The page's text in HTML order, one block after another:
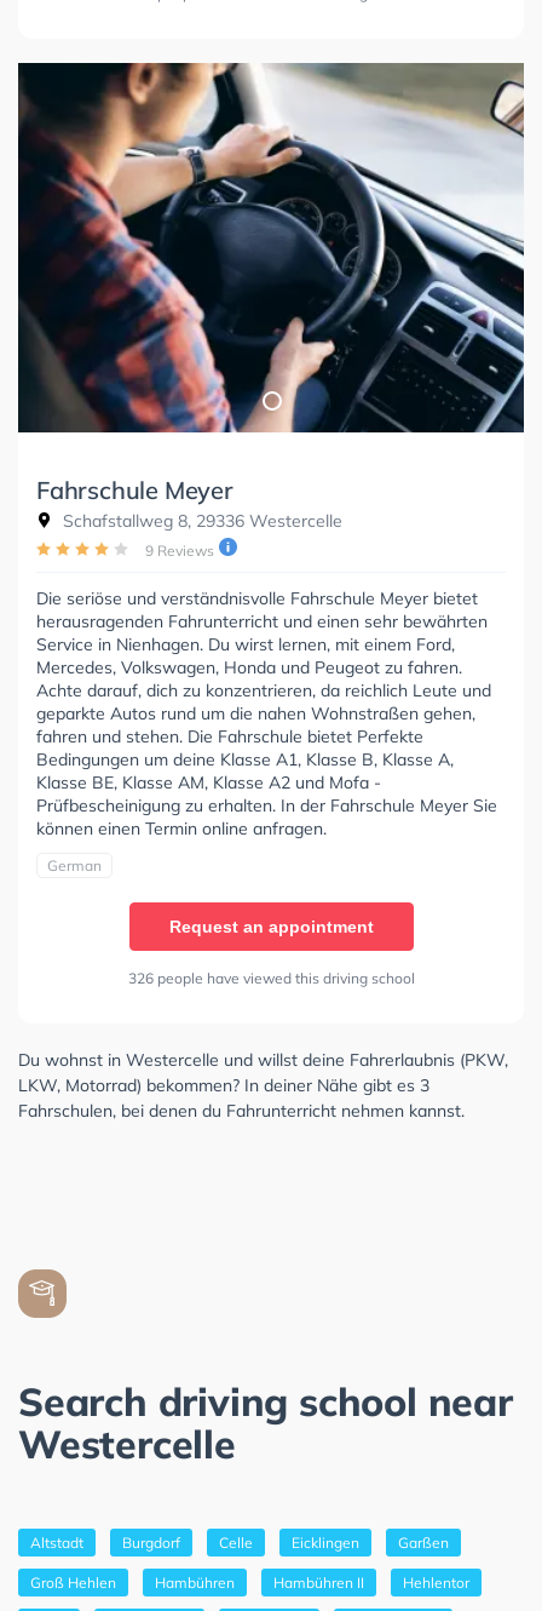
Fahrschule Meyer
Schafstallweg 8, 29336 Westercelle
9 Reviews
Die seriöse und verständnisvolle Fahrschule Meyer bietet
herausragenden Fahrunterricht und einen sehr bewährten
Service in Nienhagen. Du wirst lernen, mit einem Ford,
Mercedes, Volkswagen, Honda und Peugeot zu fahren.
Achte darauf, dich zu konzentrieren, da reichlich Leute und
geparkte Autos rund um die nahen Wohnstraßen gehen,
fahren und stehen. Die Fahrschule bietet Perfekte
Bedingungen um deine Klasse A1, Klasse B, Klasse A,
Klasse BE, Klasse AM, Klasse A2 und Mofa -
Prüfbescheinigung zu erhalten. In der Fahrschule Meyer Sie
können einen Termin online anfragen.
German
Request an appointment
326 people have viewed this driving school
Du wohnst in Westercelle und willst deine Fahrerlaubnis (PKW,
LKW, Motorrad) bekommen? In deiner Nähe gibt es 3
Fahrschulen, bei denen du Fahrunterricht nehmen kannst.
Search driving school near
Westercelle
Altstadt Burgdorf Celle Eicklingen Garßen
Groß Hehlen Hambühren Hambühren II Hehlentor